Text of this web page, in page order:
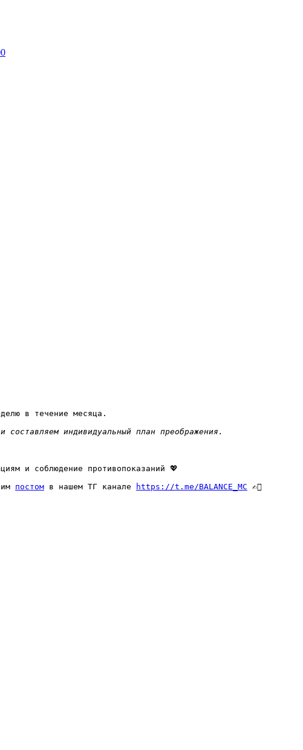
в течение месяца.
индивидуальный план преображения.
и соблюдение противопоказаний 💖
постом в нашем ТГ канале https://t.me/BALANCE_MC ✍🏻